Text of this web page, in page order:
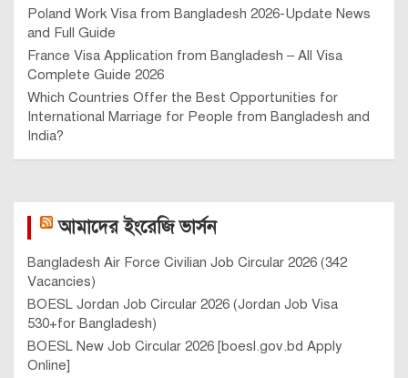
Poland Work Visa from Bangladesh 2026-Update News
and Full Guide
France Visa Application from Bangladesh – All Visa
Complete Guide 2026
Which Countries Offer the Best Opportunities for
International Marriage for People from Bangladesh and
India?
আমাদের ইংরেজি ভার্সন
Bangladesh Air Force Civilian Job Circular 2026 (342
Vacancies)
BOESL Jordan Job Circular 2026 (Jordan Job Visa
530+for Bangladesh)
BOESL New Job Circular 2026 [boesl.gov.bd Apply
Online]